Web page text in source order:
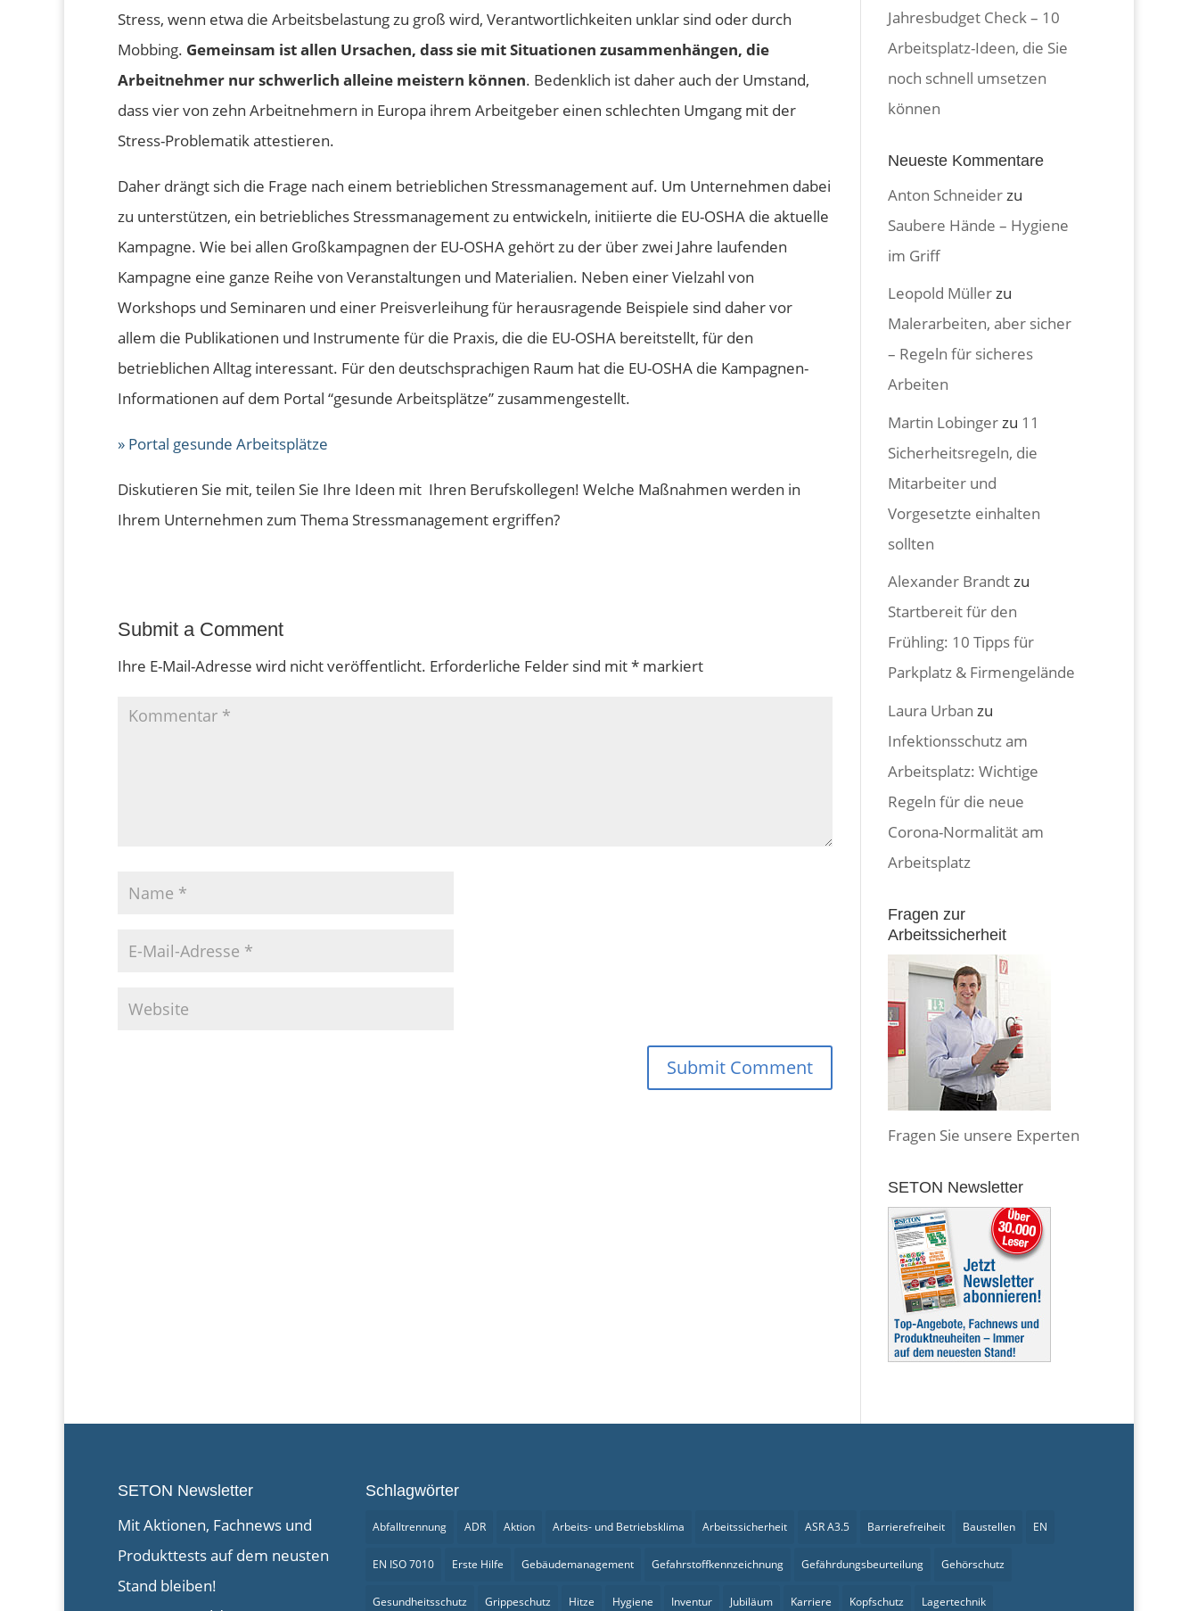
Stress, wenn etwa die Arbeitsbelastung zu groß wird, Verantwortlichkeiten unklar sind oder durch
Mobbing. Gemeinsam ist allen Ursachen, dass sie mit Situationen zusammenhängen, die
Arbeitnehmer nur schwerlich alleine meistern können. Bedenklich ist daher auch der Umstand,
dass vier von zehn Arbeitnehmern in Europa ihrem Arbeitgeber einen schlechten Umgang mit der
Stress-Problematik attestieren.
Daher drängt sich die Frage nach einem betrieblichen Stressmanagement auf. Um Unternehmen dabei
zu unterstützen, ein betriebliches Stressmanagement zu entwickeln, initiierte die EU-OSHA die aktuelle
Kampagne. Wie bei allen Großkampagnen der EU-OSHA gehört zu der über zwei Jahre laufenden
Kampagne eine ganze Reihe von Veranstaltungen und Materialien. Neben einer Vielzahl von
Workshops und Seminaren und einer Preisverleihung für herausragende Beispiele sind daher vor
allem die Publikationen und Instrumente für die Praxis, die die EU-OSHA bereitstellt, für den
betrieblichen Alltag interessant. Für den deutschsprachigen Raum hat die EU-OSHA die Kampagnen-
Informationen auf dem Portal “gesunde Arbeitsplätze” zusammengestellt.
» Portal gesunde Arbeitsplätze
Diskutieren Sie mit, teilen Sie Ihre Ideen mit Ihren Berufskollegen! Welche Maßnahmen werden in
Ihrem Unternehmen zum Thema Stressmanagement ergriffen?
Submit a Comment
Ihre E-Mail-Adresse wird nicht veröffentlicht. Erforderliche Felder sind mit* markiert
Jahresbudget Check – 10
Arbeitsplatz-Ideen, die Sie
noch schnell umsetzen
können
Neueste Kommentare
Anton Schneider zu
Saubere Hände – Hygiene
im Griff
Leopold Müllerzu
Malerarbeiten, aber sicher
– Regeln für sicheres
Arbeiten
Martin Lobinger zu 11
Sicherheitsregeln, die
Mitarbeiter und
Vorgesetzte einhalten
sollten
Alexander Brandtzu
Startbereit für den
Frühling: 10 Tipps für
Parkplatz & Firmengelände
Laura Urban zu
Infektionsschutz am
Arbeitsplatz: Wichtige
Regeln für die neue
Corona-Normalität am
Arbeitsplatz
Fragen zur
Arbeitssicherheit
Fragen Sie unsere Experten
SETON Newsletter
SETON Newsletter
Mit Aktionen, Fachnews und
Produkttests auf dem neusten
Stand bleiben!
Schlagwörter
Abfalltrennung ADR Aktion Arbeits- und Betriebsklima Arbeitssicherheit ASR A3.5 Barrierefreiheit Baustellen EN
EN ISO 7010 Erste Hilfe Gebäudemanagement Gefahrstoffkennzeichnung Gefährdungsbeurteilung Gehörschutz
Gesundheitsschutz Grippeschutz Hitze Hygiene Inventur Jubiläum Karriere Kopfschutz Lagertechnik